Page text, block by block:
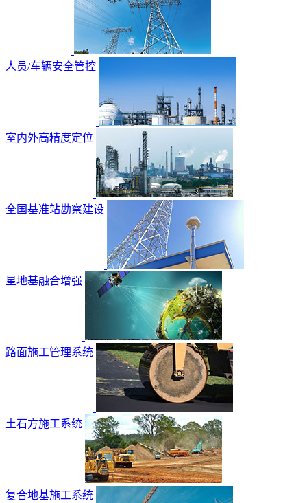
人员/车辆安全管控
室内外高精度定位
全国基准站勘察建设
星地基融合增强
路面施工管理系统
土石方施工系统
复合地基施工系统